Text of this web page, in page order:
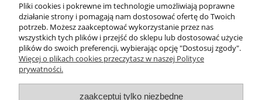
Kraina Farb | ul. Łużycka 73c, 30-693 Kraków, woj.
małopolskie | mail: krainafarb@interia.pl | tel:790
663 338,662 152 925 | NIP: 6831945640
Pliki cookies i pokrewne im technologie umożliwiają poprawne
działanie strony i pomagają nam dostosować ofertę do Twoich
potrzeb. Możesz zaakceptować wykorzystanie przez nas
wszystkich tych plików i przejść do sklepu lub dostosować użycie
plików do swoich preferencji, wybierając opcję "Dostosuj zgody".
Więcej o plikach cookies przeczytasz w naszej Polityce
prywatności.
zaakceptuj tylko niezbędne